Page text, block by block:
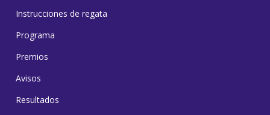
Instrucciones de regata
Programa
Premios
Avisos
Resultados